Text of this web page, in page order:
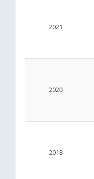
2021
2020
2018